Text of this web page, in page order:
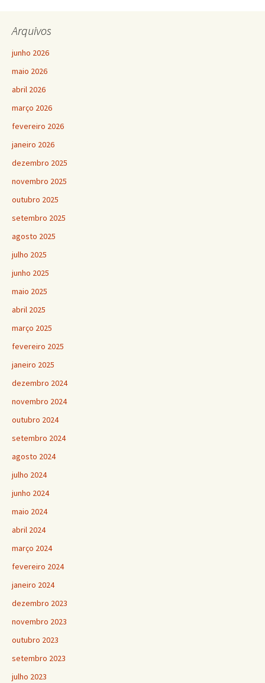
Arquivos
junho 2026
maio 2026
abril 2026
março 2026
fevereiro 2026
janeiro 2026
dezembro 2025
novembro 2025
outubro 2025
setembro 2025
agosto 2025
julho 2025
junho 2025
maio 2025
abril 2025
março 2025
fevereiro 2025
janeiro 2025
dezembro 2024
novembro 2024
outubro 2024
setembro 2024
agosto 2024
julho 2024
junho 2024
maio 2024
abril 2024
março 2024
fevereiro 2024
janeiro 2024
dezembro 2023
novembro 2023
outubro 2023
setembro 2023
julho 2023